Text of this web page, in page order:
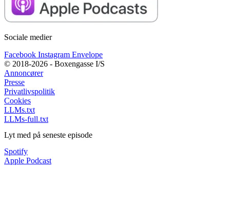
Sociale medier
Facebook Instagram Envelope
© 2018-2026 - Boxengasse I/S
Annoncører
Presse
Privatlivspolitik
Cookies
LLMs.txt
LLMs-full.txt
Lyt med på seneste episode
Spotify
Apple Podcast